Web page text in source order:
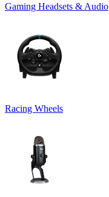
Gaming Headsets & Audio
Racing Wheels